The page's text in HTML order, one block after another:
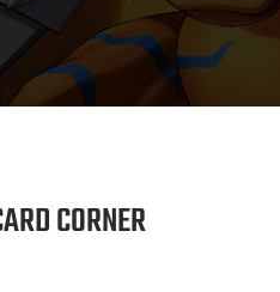
CORNER